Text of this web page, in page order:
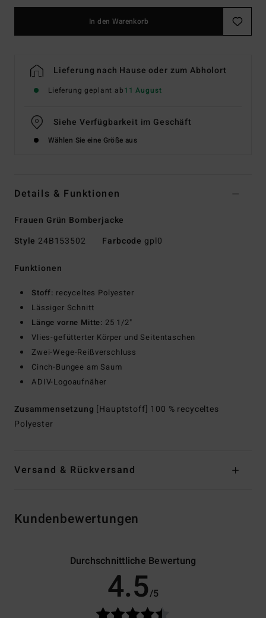
In den Warenkorb
Lieferung nach Hause oder zum Abholort
Lieferung geplant ab11 August
Siehe Verfügbarkeit im Geschäft
Wählen Sie eine Größe aus
Details & Funktionen
Frauen Grün Bomberjacke
Style 24B153502 Farbcode gpl0
Funktionen
Stoff: recyceltes Polyester
Lässiger Schnitt
Länge vorne Mitte: 25 1/2"
Vlies-gefütterter Körper und Seitentaschen
Zwei-Wege-Reißverschluss
Cinch-Bungee am Saum
ADIV-Logoaufnäher
Zusammensetzung [Hauptstoff] 100 % recyceltes
Polyester
Versand & Rückversand
Kundenbewertungen
Durchschnittliche Bewertung
4.5/5